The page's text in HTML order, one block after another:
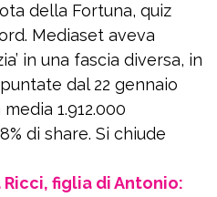
della Fortuna, quiz
Mediaset aveva
in una fascia diversa, in
dal 22 gennaio
1.912.000
di share. Si chiude
figlia di Antonio: